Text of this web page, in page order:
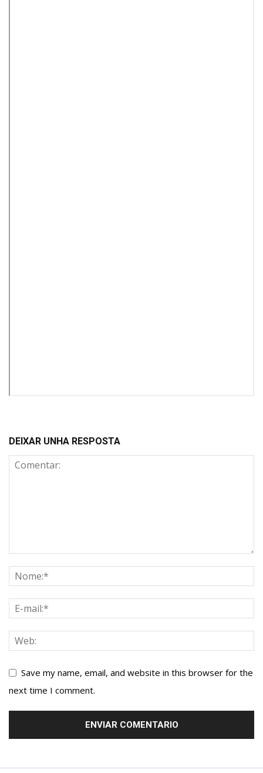
DEIXAR UNHA RESPOSTA
Save my name, email, and website in this browser for the
next time I comment.